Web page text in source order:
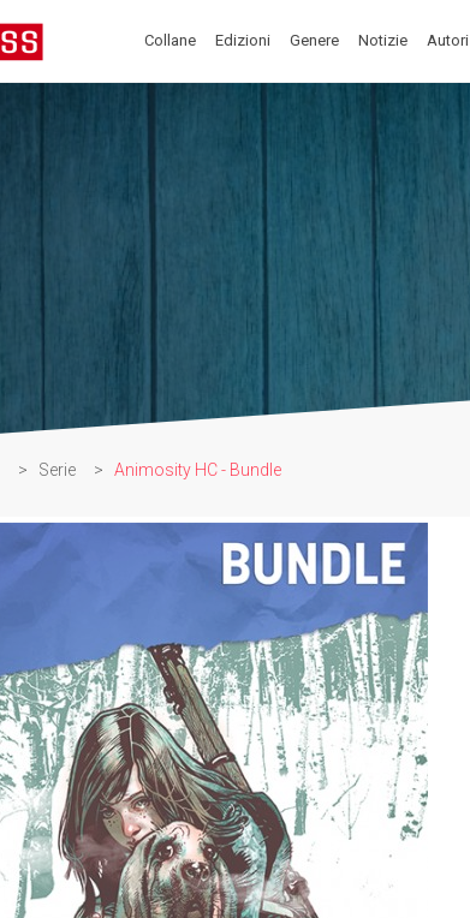
Collane Edizioni Genere Notizie Autori
> Serie > Animosity HC - Bundle